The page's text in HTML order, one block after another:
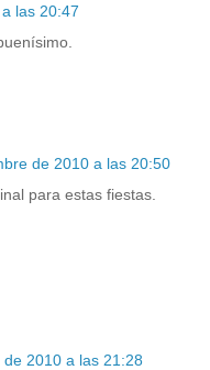
las 20:47
de 2010 a las 20:50
para estas fiestas.
2010 a las 21:28